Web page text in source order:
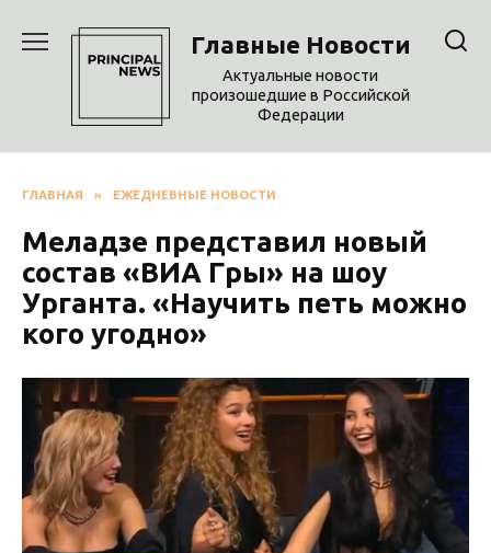
содержанию
Главные Новости
Актуальные новости
произошедшие в Российской
Федерации
ГЛАВНАЯ » ЕЖЕДНЕВНЫЕ НОВОСТИ
Меладзе представил новый
состав «ВИА Гры» на шоу
Урганта. «Научить петь можно
кого угодно»